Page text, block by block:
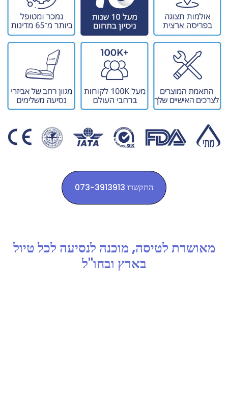
התקשרו 073-3913913
מאושרת לטיסה, מוכנה לנסיעה לכל טיול
בארץ ובחו"ל